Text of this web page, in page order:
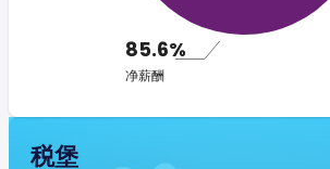
85.6%
净薪酬
税堡